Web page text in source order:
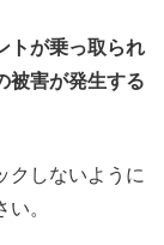
トが乗っ取られ
被害が発生する
クしないように
。